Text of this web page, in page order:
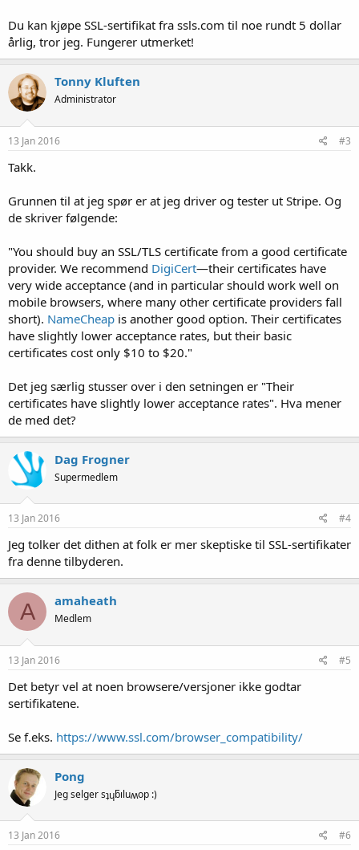
Du kan kjøpe SSL-sertifikat fra ssls.com til noe rundt 5 dollar
årlig, tror jeg. Fungerer utmerket!
Tonny Kluften
Administrator
13 Jan 2016 #3
Takk.
Grunnen til at jeg spør er at jeg driver og tester ut Stripe. Og
de skriver følgende:
"You should buy an SSL/TLS certificate from a good certificate
provider. We recommend DigiCert—their certificates have
very wide acceptance (and in particular should work well on
mobile browsers, where many other certificate providers fall
short). NameCheap is another good option. Their certificates
have slightly lower acceptance rates, but their basic
certificates cost only $10 to $20."
Det jeg særlig stusser over i den setningen er "Their
certificates have slightly lower acceptance rates". Hva mener
de med det?
Dag Frogner
Supermedlem
13 Jan 2016 #4
Jeg tolker det dithen at folk er mer skeptiske til SSL-sertifikater
fra denne tilbyderen.
A amaheath
Medlem
13 Jan 2016 #5
Det betyr vel at noen browsere/versjoner ikke godtar
sertifikatene.
Se f.eks. https://www.ssl.com/browser_compatibility/
Pong
Jeg selger sʇɥƃıluʍop :)
13 Jan 2016 #6